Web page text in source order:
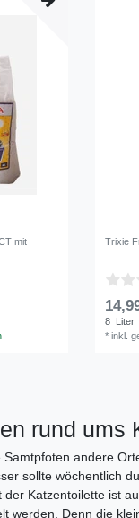
mit
Trixie
8 Liter
*inkl.
rund ums
andere
sollte wöchentlich
Katzentoilette ist
werden. Denn die